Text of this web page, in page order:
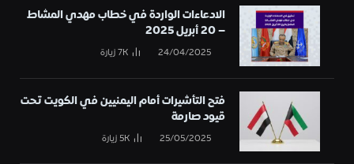
الادعاءات الواردة في خطاب مهدي المشاط
– 20 أبريل 2025
24/04/2025
7Kزيارة
فتح التأشيرات أمام اليمنيين في الكويت تحت
قيود صارمة
25/05/2025
5Kزيارة